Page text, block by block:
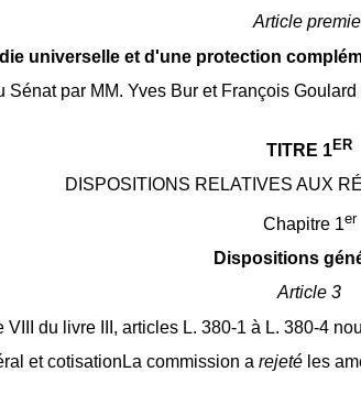
Article
universelle et d'une protection
Sénat par MM. Yves Bur et François
TITRE 1ER
DISPOSITIONS RELATIVES AUX
Chapitre 1er
Dispositions
Article 3
VIII du livre III, articles L. 380-1 à L. 380-4
et cotisationLa commission a rejeté les